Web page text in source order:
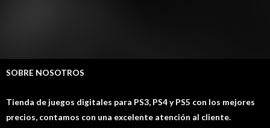
SOBRE NOSOTROS
Tienda de juegos digitales para PS3, PS4 y PS5 con los mejores
precios, contamos con una excelente atención al cliente.